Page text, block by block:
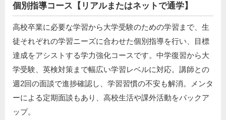
個別指導コース【リアルまたはネットで通学】
高校卒業に必要な学習から大学受験のための学習まで、生
徒それぞれの学習ニーズに合わせた個別指導を行い、目標
達成をアシストする学力強化コースです。中学復習から大
学受験、英検対策まで幅広い学習レベルに対応。講師との
週2回の面談で進捗確認し、学習習慣の不安も解消。メンタ
ーによる定期面談もあり、高校生活や課外活動をバックア
ップ。